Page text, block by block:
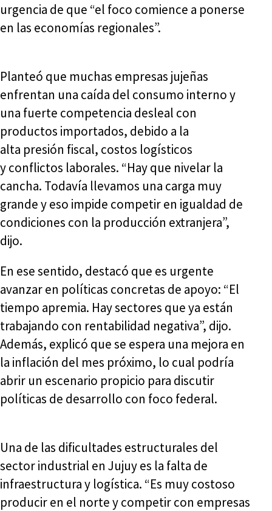
urgencia de que “el foco comience a ponerse
en las economías regionales”.
Planteó que muchas empresas jujeñas
enfrentan una caída del consumo interno y
una fuerte competencia desleal con
productos importados, debido a la
alta presión fiscal, costos logísticos
y conflictos laborales. “Hay que nivelar la
cancha. Todavía llevamos una carga muy
grande y eso impide competir en igualdad de
condiciones con la producción extranjera”,
dijo.
En ese sentido, destacó que es urgente
avanzar en políticas concretas de apoyo: “El
tiempo apremia. Hay sectores que ya están
trabajando con rentabilidad negativa”, dijo.
Además, explicó que se espera una mejora en
la inflación del mes próximo, lo cual podría
abrir un escenario propicio para discutir
políticas de desarrollo con foco federal.
Una de las dificultades estructurales del
sector industrial en Jujuy es la falta de
infraestructura y logística. “Es muy costoso
producir en el norte y competir con empresas